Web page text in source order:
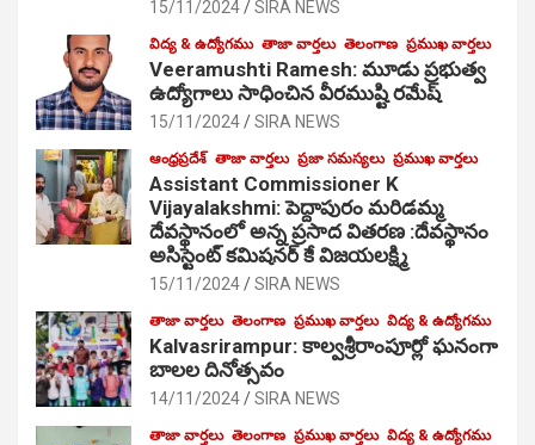
15/11/2024 SIRA NEWS
విద్య & ఉద్యోగము తాజా వార్తలు తెలంగాణ ప్రముఖ వార్తలు
Veeramushti Ramesh: మూడు ప్రభుత్వ
ఉద్యోగాలు సాధించిన వీరముష్టి రమేష్
15/11/2024 SIRA NEWS
ఆంధ్రప్రదేశ్ తాజా వార్తలు ప్రజా సమస్యలు ప్రముఖ వార్తలు
Assistant Commissioner K
Vijayalakshmi: పెద్దాపురం మరిడమ్మ
దేవస్థానంలో అన్న ప్రసాద వితరణ :దేవస్థానం
అసిస్టెంట్ కమిషనర్ కే విజయలక్ష్మి
15/11/2024 SIRA NEWS
తాజా వార్తలు తెలంగాణ ప్రముఖ వార్తలు విద్య & ఉద్యోగము
Kalvasrirampur: కాల్వశ్రీరాంపూర్లో ఘనంగా
బాలల దినోత్సవం
14/11/2024 SIRA NEWS
తాజా వార్తలు తెలంగాణ ప్రముఖ వార్తలు విద్య & ఉద్యోగము